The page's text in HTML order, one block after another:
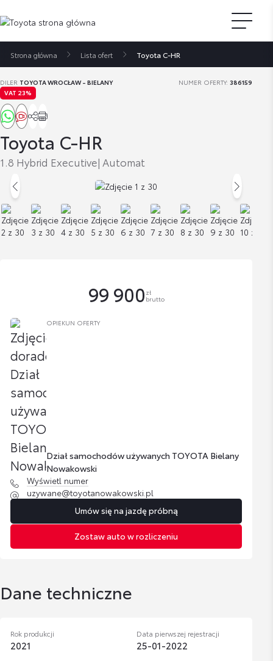
Strona główna Lista ofert Toyota C-HR
Toyota C-HR
1.8 Hybrid Executive| Automat
VAT 23%
DILER TOYOTA WROCŁAW - BIELANY NUMER OFERTY:386159
OPIEKUN OFERTY
Dział samochodów używanych TOYOTA Bielany
Nowakowski
Wyświetl numer
uzywane@toyotanowakowski.pl
Umów się na jazdę próbną
99 900 zł
brutto
Zostaw auto w rozliczeniu
Dane techniczne
Rok produkcji
2021
Data pierwszej rejestracji
25-01-2022